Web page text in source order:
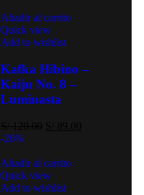
Añadir al carrito
Quick view
Add to wishlist
Kafka Hibino –
Kaiju No. 8 –
Luminasta
-26%
Añadir al carrito
Quick view
Add to wishlist